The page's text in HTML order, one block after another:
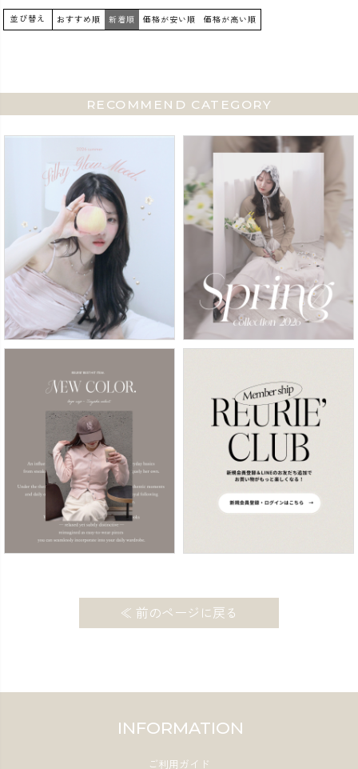
並び替え おすすめ順 新着順 価格が安い順 価格が高い順
RECOMMEND CATEGORY
≪ 前のページに戻る
INFORMATION
ご利用ガイド